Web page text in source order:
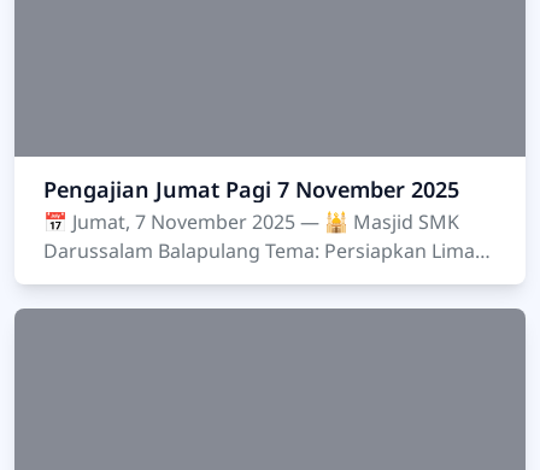
Pengajian Jumat Pagi 7 November 2025
📅 Jumat, 7 November 2025 — 🕌 Masjid SMK
Darussalam Balapulang Tema: Persiapkan Lima
Perkara Sebelum Datang Lima Perkara Kegiatan
r…